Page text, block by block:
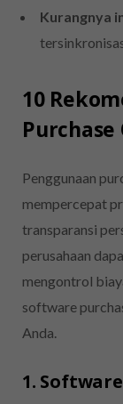
Kurangnya
10
Penggunaan
mempercepat
transparansi
perusahaan
mengontrol
software
Anda.
1.